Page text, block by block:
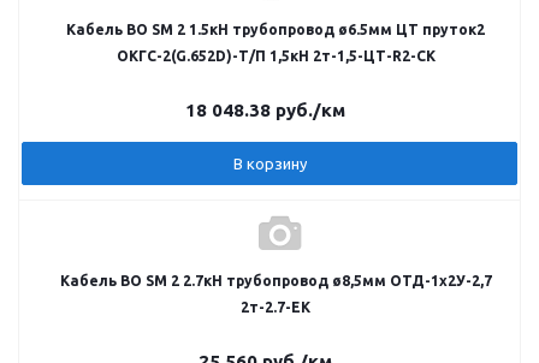
Кабель ВО SM 2 1.5кН трубопровод ø6.5мм ЦТ пруток2
ОКГС-2(G.652D)-Т/П 1,5кН 2т-1,5-ЦТ-R2-СК
18 048.38 руб./км
В корзину
Кабель ВО SM 2 2.7кН трубопровод ø8,5мм ОТД-1х2У-2,7
2т-2.7-ЕК